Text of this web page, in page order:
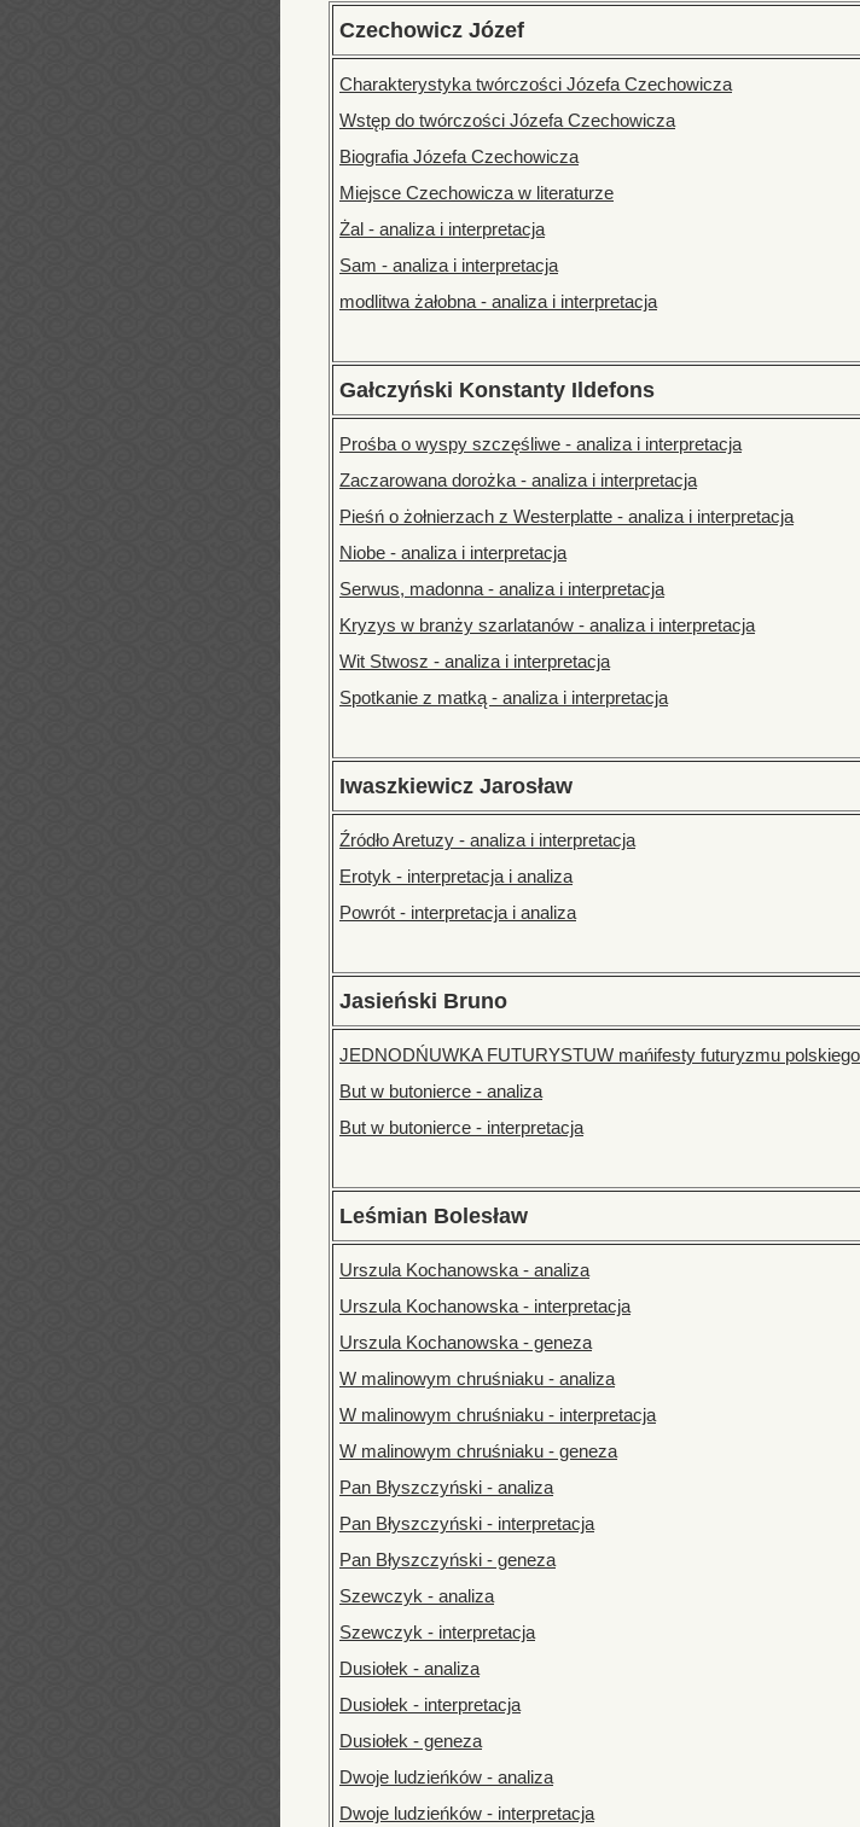
Czechowicz Józef
Charakterystyka twórczości Józefa Czechowicza
Wstęp do twórczości Józefa Czechowicza
Biografia Józefa Czechowicza
Miejsce Czechowicza w literaturze
Żal - analiza i interpretacja
Sam - analiza i interpretacja
modlitwa żałobna - analiza i interpretacja
Gałczyński Konstanty Ildefons
Prośba o wyspy szczęśliwe - analiza i interpretacja
Zaczarowana dorożka - analiza i interpretacja
Pieśń o żołnierzach z Westerplatte - analiza i interpretacja
Niobe - analiza i interpretacja
Serwus, madonna - analiza i interpretacja
Kryzys w branży szarlatanów - analiza i interpretacja
Wit Stwosz - analiza i interpretacja
Spotkanie z matką - analiza i interpretacja
Iwaszkiewicz Jarosław
Źródło Aretuzy - analiza i interpretacja
Erotyk - interpretacja i analiza
Powrót - interpretacja i analiza
Jasieński Bruno
JEDNODŃUWKA FUTURYSTUW mańifesty futuryzmu
But w butonierce - analiza
But w butonierce - interpretacja
Leśmian Bolesław
Urszula Kochanowska - analiza
Urszula Kochanowska - interpretacja
Urszula Kochanowska - geneza
W malinowym chruśniaku - analiza
W malinowym chruśniaku - interpretacja
W malinowym chruśniaku - geneza
Pan Błyszczyński - analiza
Pan Błyszczyński - interpretacja
Pan Błyszczyński - geneza
Szewczyk - analiza
Szewczyk - interpretacja
Dusiołek - analiza
Dusiołek - interpretacja
Dusiołek - geneza
Dwoje ludzieńków - analiza
Dwoje ludzieńków - interpretacja